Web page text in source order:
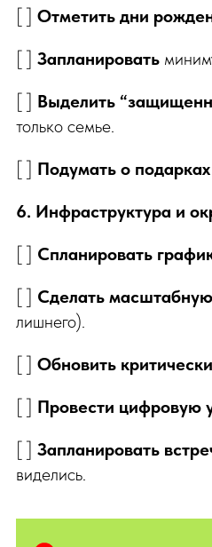
[ ] Отметить дни
[ ] Запланировать
[ ] Выделить
только семье.
[ ] Подумать о
6. Инфраструктура и
[ ] Спланировать
[ ] Сделать
лишнего).
[ ] Обновить
[ ] Провести цифровую
[ ] Запланировать
виделись.